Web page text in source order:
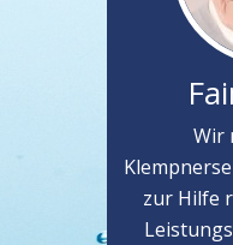
Wir
zur Hilfe